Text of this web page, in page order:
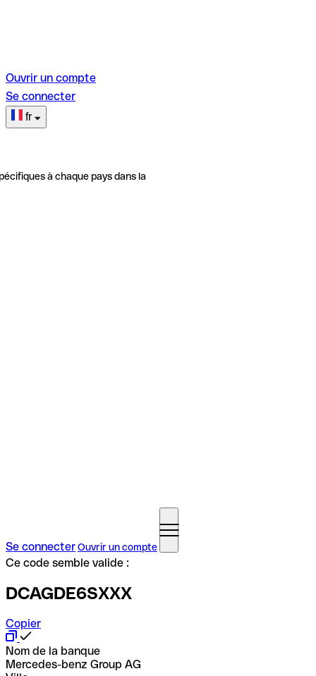
Ouvrir un compte
Se connecter
fr
à chaque pays dans la
Se connecterOuvrir un compte
Ce code semble valide :
DCAGDE6SXXX
Copier
Nom de la banque
Mercedes-benz Group AG